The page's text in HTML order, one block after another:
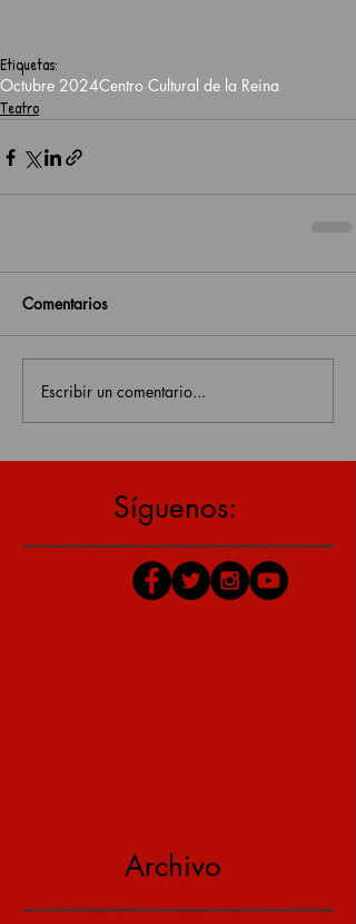
Etiquetas:
Octubre 2024Centro Cultural de la Reina
Teatro
Comentarios
Escribir un comentario...
Síguenos:
Archivo